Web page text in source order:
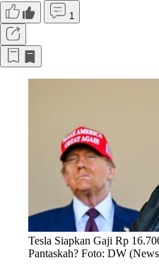
1
Tesla Siapkan Gaji Rp
Pantaskah? Foto: DW